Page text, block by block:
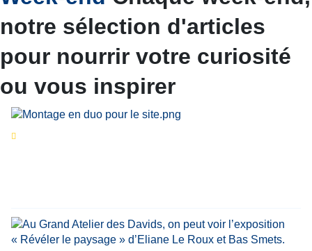
notre sélection d'articles
pour nourrir votre curiosité
ou vous inspirer